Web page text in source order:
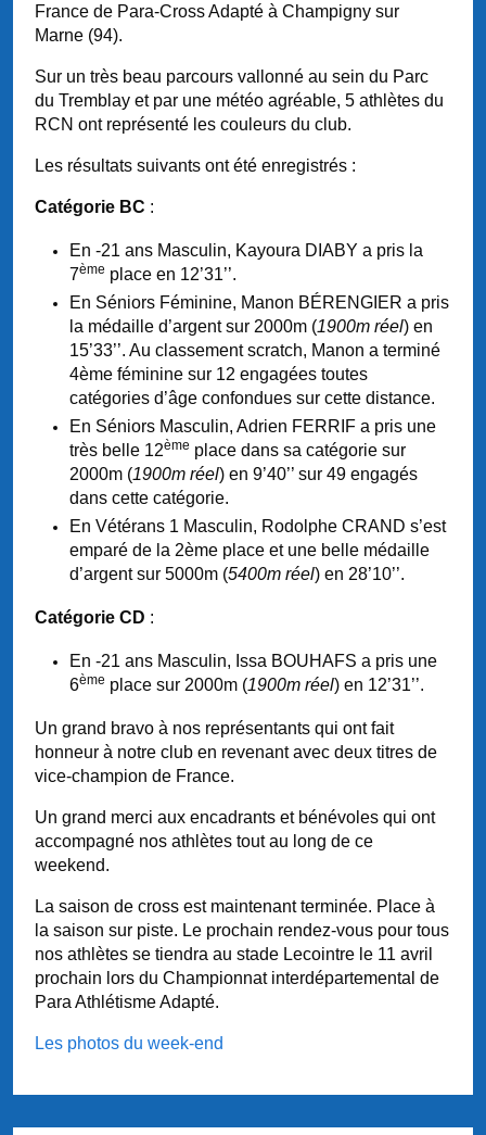
France de Para-Cross Adapté à Champigny sur
Marne (94).
Sur un très beau parcours vallonné au sein du Parc
du Tremblay et par une météo agréable, 5 athlètes du
RCN ont représenté les couleurs du club.
Les résultats suivants ont été enregistrés :
Catégorie BC :
En -21 ans Masculin, Kayoura DIABY a pris la
7ème place en 12’31’’.
En Séniors Féminine, Manon BÉRENGIER a pris
la médaille d’argent sur 2000m (1900m réel) en
15’33’’. Au classement scratch, Manon a terminé
4ème féminine sur 12 engagées toutes
catégories d’âge confondues sur cette distance.
En Séniors Masculin, Adrien FERRIF a pris une
très belle 12ème place dans sa catégorie sur
2000m (1900m réel) en 9’40’’ sur 49 engagés
dans cette catégorie.
En Vétérans 1 Masculin, Rodolphe CRAND s’est
emparé de la 2ème place et une belle médaille
d’argent sur 5000m (5400m réel) en 28’10’’.
Catégorie CD :
En -21 ans Masculin, Issa BOUHAFS a pris une
6ème place sur 2000m (1900m réel) en 12’31’’.
Un grand bravo à nos représentants qui ont fait
honneur à notre club en revenant avec deux titres de
vice-champion de France.
Un grand merci aux encadrants et bénévoles qui ont
accompagné nos athlètes tout au long de ce
weekend.
La saison de cross est maintenant terminée. Place à
la saison sur piste. Le prochain rendez-vous pour tous
nos athlètes se tiendra au stade Lecointre le 11 avril
prochain lors du Championnat interdépartemental de
Para Athlétisme Adapté.
Les photos du week-end